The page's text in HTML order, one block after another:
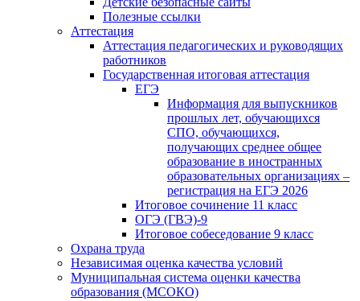
Полезные ссылки
Аттестация
Аттестация педагогических и руководящих
работников
Государственная итоговая аттестация
ЕГЭ
Информация для выпускников
прошлых лет, обучающихся
СПО, обучающихся,
получающих среднее общее
образование в иностранных
образовательных организациях –
регистрация на ЕГЭ 2026
Итоговое сочинение 11 класс
ОГЭ (ГВЭ)-9
Итоговое собеседование 9 класс
Охрана труда
Независимая оценка качества условий
Муниципальная система оценки качества
образования (МСОКО)